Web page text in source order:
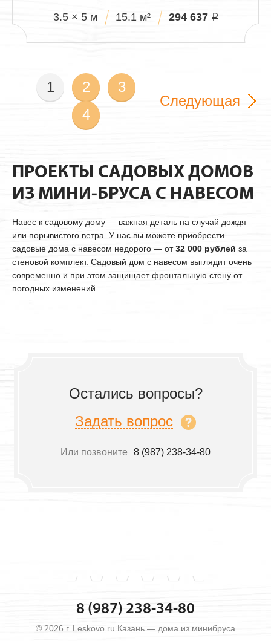
3.5 × 5 м 15.1 м² 294 637 i
Следующая
1 2
3
4
ПРОЕКТЫ САДОВЫХ ДОМОВ
ИЗ МИНИ-БРУСА С НАВЕСОМ
Навес к садовому дому — важная деталь на случай дождя
или порывистого ветра. У нас вы можете приобрести
садовые дома с навесом недорого — от32 000 рублей за
стеновой комплект. Садовый дом с навесом выглядит очень
современно и при этом защищает фронтальную стену от
погодных изменений.
Остались вопросы?
Задать вопрос
Или позвоните 8 (987) 238-34-80
8 (987) 238-34-80
© 2026 г. Leskovo.ru Казань — дома из минибруса